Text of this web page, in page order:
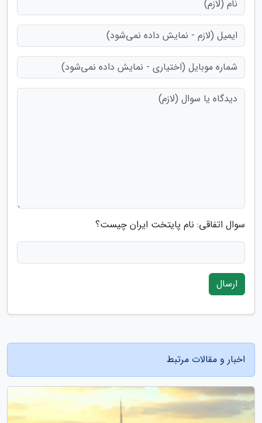
سوال اتفاقی: نام پایتخت ایران چیست؟
ارسال
اخبار و مقالات مرتبط